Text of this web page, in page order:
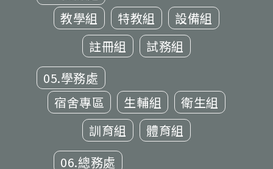
教學組
特教組
設備組
註冊組
試務組
05.學務處
宿舍專區
生輔組
衛生組
訓育組
體育組
06.總務處